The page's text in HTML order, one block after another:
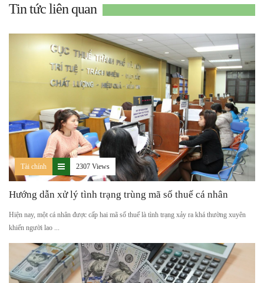
Tin tức liên quan
Tài chính 2307 Views
Hướng dẫn xử lý tình trạng trùng mã số thuế cá nhân
Hiện nay, một cá nhân được cấp hai mã số thuế là tình trạng xảy ra khá thường xuyên
khiến người lao ...